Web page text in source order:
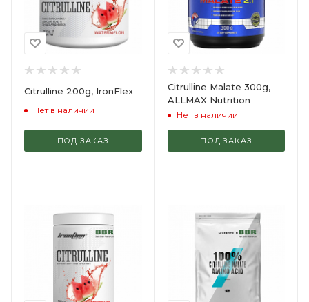
Citrulline 200g, IronFlex
Нет в наличии
ПОД ЗАКАЗ
Citrulline Malate 300g,
ALLMAX Nutrition
Нет в наличии
ПОД ЗАКАЗ